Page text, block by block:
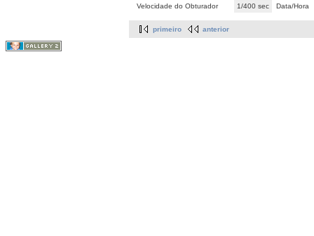
Velocidade do Obturador
1/400 sec Data/Hora
primeiro anterior